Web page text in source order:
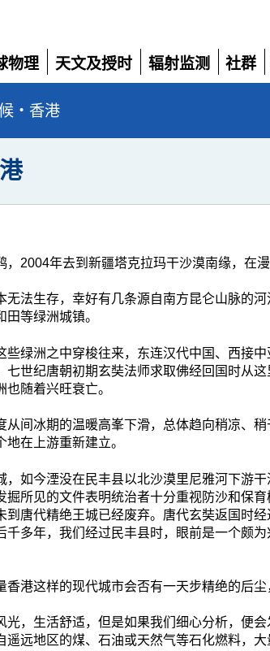
物理
天文及授时
展
开
辐射监测
展
社群
展
‧香港
2004年去到新疆塔克拉玛干沙漠南缘，在
法生存，幸好有几条源自南方昆仑山脉的
等绿洲城镇。
绿洲之中穿梭往来，东连汉代中国、西接
七世纪唐朝初期玄奘法师求取佛经回国时从
随着兴旺衰亡。
间冰期的温暖高峯下滑，总体趋向稍凉、
在上游重新建立。
如今湮没在民丰县以北沙漠里尼雅河下游
掘所见的文件表明统治者十分重视防沙和保
到唐代精绝王城已经废弃。唐代玄奘返国时
千多年，我们经过民丰县时，眼前是一个颇
港这样的现代城市会否有一天步精绝的后
，生活舒适，但是如果我们细心分析，便
遥远地区的煤、石油或天然气等石化燃料，